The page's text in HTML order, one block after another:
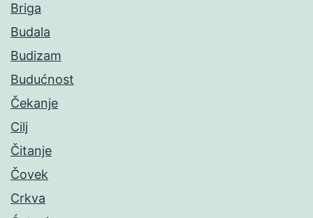
Briga
Budala
Budizam
Budućnost
Čekanje
Cilj
Čitanje
Čovek
Crkva